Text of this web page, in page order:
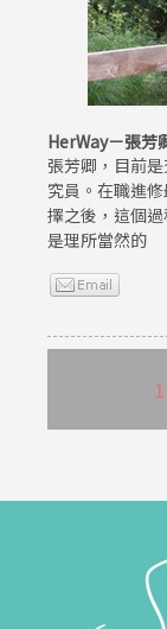
HerWay－張芳
張芳卿，目前
究員。在職進
擇之後，這個
是理所當然的
1